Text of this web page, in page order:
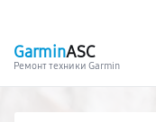
GarminASC
Ремонт техники Garmin